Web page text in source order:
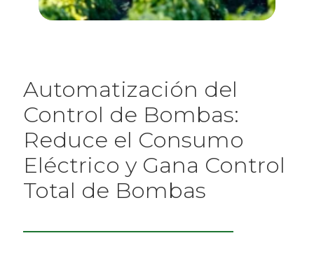
Automatización del
Control de Bombas:
Reduce el Consumo
Eléctrico y Gana Control
Total de Bombas